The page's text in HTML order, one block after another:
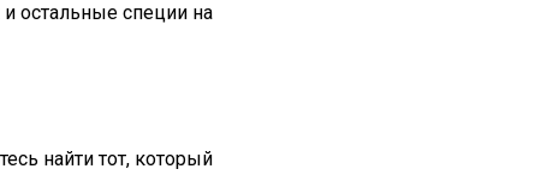
остальные специи на
найти тот, который